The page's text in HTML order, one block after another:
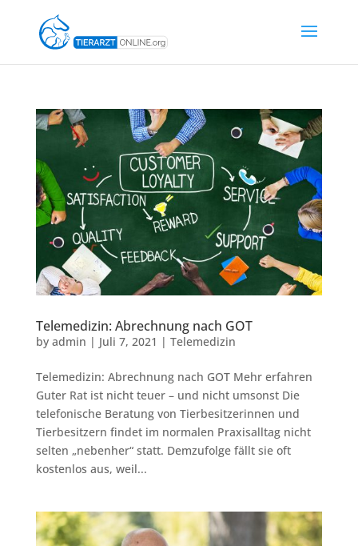
Telemedizin: Abrechnung nach GOT
by admin | Juli 7, 2021 | Telemedizin
Telemedizin: Abrechnung nach GOT Mehr erfahren
Guter Rat ist nicht teuer – und nicht umsonst Die
telefonische Beratung von Tierbesitzerinnen und
Tierbesitzern findet im normalen Praxisalltag nicht
selten „nebenher“ statt. Demzufolge fällt sie oft
kostenlos aus, weil...